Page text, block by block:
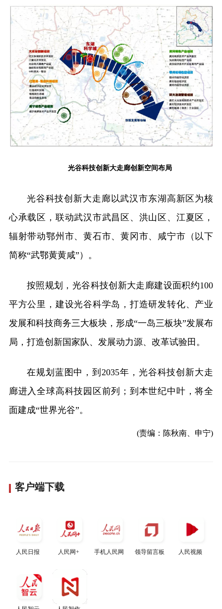
光谷科技创新大走廊创新空间布局
光谷科技创新大走廊以武汉市东湖高新区为核
心承载区，联动武汉市武昌区、洪山区、江夏区，
辐射带动鄂州市、黄石市、黄冈市、咸宁市（以下
简称“武鄂黄黄咸”）。
按照规划，光谷科技创新大走廊建设面积约100
平方公里，建设光谷科学岛，打造研发转化、产业
发展和科技商务三大板块，形成“一岛三板块”发展布
局，打造创新国家队、发展动力源、改革试验田。
在规划蓝图中，到2035年，光谷科技创新大走
廊进入全球高科技园区前列；到本世纪中叶，将全
面建成“世界光谷”。
(责编：陈秋南、申宁)
客户端下载
人民日报 人民网+ 手机人民网 领导留言板 人民视频